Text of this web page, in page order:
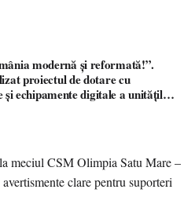
modernă și reformată!”.
proiectul de dotare cu
echipamente digitale a unităților